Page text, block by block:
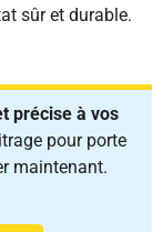
sûr et durable.
précise à vos
pour porte
maintenant.